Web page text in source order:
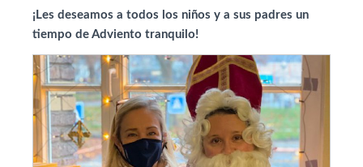
¡Les deseamos a todos los niños y a sus padres un
tiempo de Adviento tranquilo!